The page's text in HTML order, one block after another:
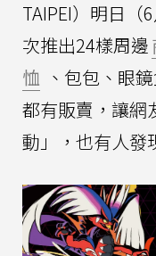
TAIPEI）明日（
次推出24樣周邊
恤 、包包、眼
都有販賣，讓網
動」，也有人發